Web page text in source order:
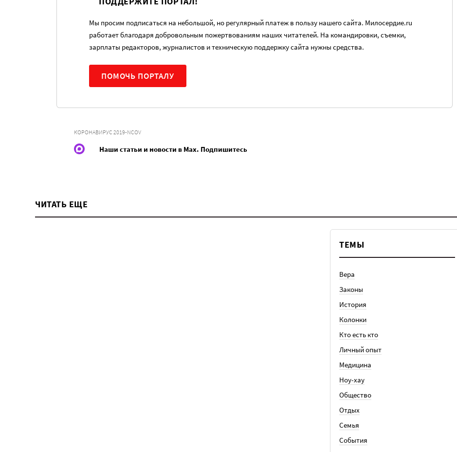
Мы просим подписаться на небольшой, но регулярный платеж в пользу нашего сайта. Милосердие.ru
работает благодаря добровольным пожертвованиям наших читателей. На командировки, съемки,
зарплаты редакторов, журналистов и техническую поддержку сайта нужны средства.
ПОМОЧЬ ПОРТАЛУ
КОРОНАВИРУС 2019-NCOV
Наши статьи и новости в Max. Подпишитесь
ЧИТАТЬ ЕЩЕ
ТЕМЫ
Вера
Законы
История
Колонки
Кто есть кто
Личный опыт
Медицина
Ноу-хау
Общество
Отдых
Семья
События